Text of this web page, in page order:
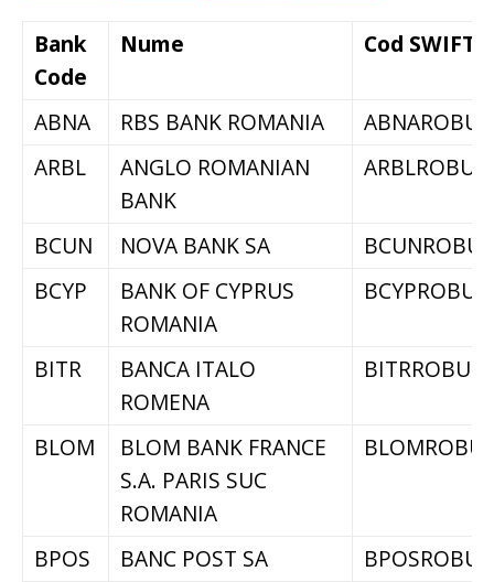
Bank
Code
Nume Cod SWIFT
ABNA RBS BANK ROMANIA
ABNAROBU
ARBL
ANGLO ROMANIAN
BANK
ARBLROBU
BCUN NOVA BANK SA
BCUNROBU
BCYP
BANK OF CYPRUS
ROMANIA
BCYPROBU
BITR
BANCA ITALO
ROMENA
BITRROBU
BLOM
BLOM BANK FRANCE
S.A. PARIS SUC
ROMANIA
BLOMROBU
BPOS BANC POST SA
BPOSROBU